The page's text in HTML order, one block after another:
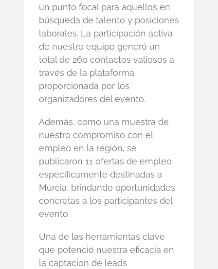
un punto focal para aquellos en
búsqueda de talento y posiciones
laborales. La participación activa
de nuestro equipo generó un
total de 260 contactos valiosos a
través de la plataforma
proporcionada por los
organizadores del evento.
Además, como una muestra de
nuestro compromiso con el
empleo en la región, se
publicaron 11 ofertas de empleo
específicamente destinadas a
Murcia, brindando oportunidades
concretas a los participantes del
evento.
Una de las herramientas clave
que potenció nuestra eficacia en
la captación de leads